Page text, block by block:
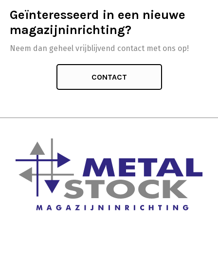
Geïnteresseerd in een nieuwe
magazijninrichting?
Neem dan geheel vrijblijvend contact met ons op!
CONTACT